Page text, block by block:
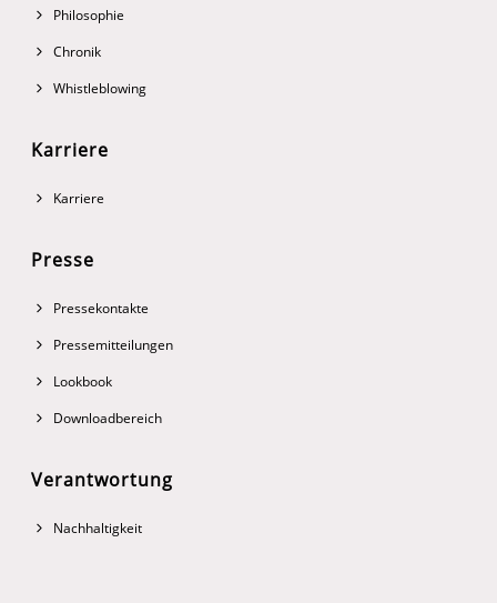
Philosophie
Chronik
Whistleblowing
Karriere
Karriere
Presse
Pressekontakte
Pressemitteilungen
Lookbook
Downloadbereich
Verantwortung
Nachhaltigkeit